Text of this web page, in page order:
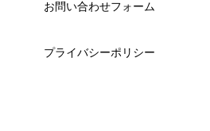
お問い合わせフォーム
プライバシーポリシー